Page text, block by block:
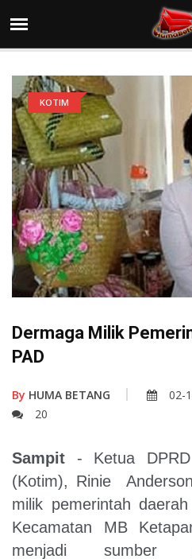
KOTIM
Dermaga Milik
PAD
By HUMA BETANG 02-
20
Sampit - Ketua
(Kotim), Rinie
milik pemerintah
Kecamatan MB
menjadi sumber